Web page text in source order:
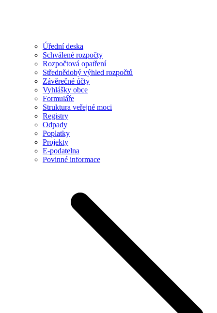
Úřední deska
Schválené rozpočty
Rozpočtová opatření
Střednědobý výhled rozpočtů
Závěrečné účty
Vyhlášky obce
Formuláře
Struktura veřejné moci
Registry
Odpady
Poplatky
Projekty
E-podatelna
Povinné informace